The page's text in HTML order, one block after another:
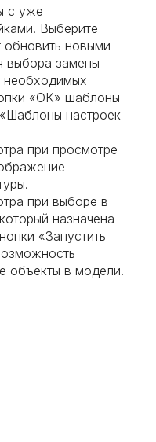
с уже
Выберите
новыми
выбора замены
«ОК» шаблоны
настроек
при просмотре
при выборе в
назначена
«Запустить
объекты в модели.